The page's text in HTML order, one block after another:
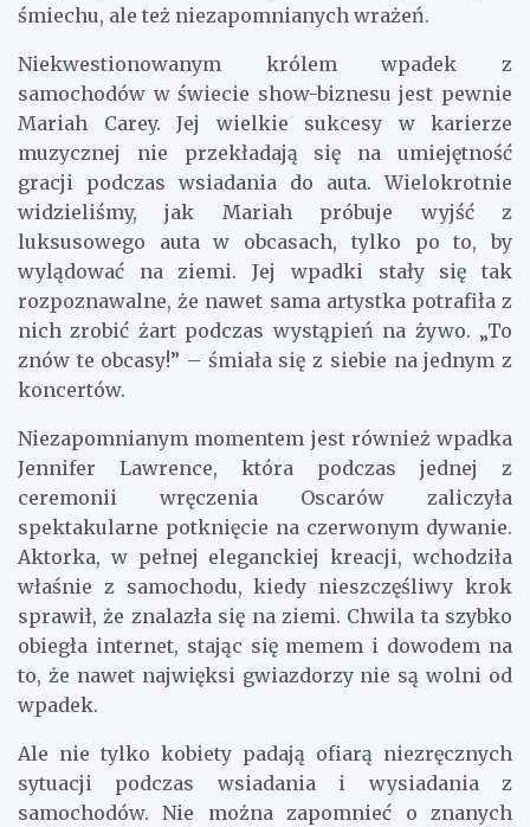
śmiechu, ale też niezapomnianych wrażeń.
Niekwestionowanym królem wpadek z
samochodów w świecie show-biznesu jest pewnie
Mariah Carey. Jej wielkie sukcesy w karierze
muzycznej nie przekładają się na umiejętność
gracji podczas wsiadania do auta. Wielokrotnie
widzieliśmy, jak Mariah próbuje wyjść z
luksusowego auta w obcasach, tylko po to, by
wylądować na ziemi. Jej wpadki stały się tak
rozpoznawalne, że nawet sama artystka potrafiła z
nich zrobić żart podczas wystąpień na żywo. „To
znów te obcasy!” – śmiała się z siebie na jednym z
koncertów.
Niezapomnianym momentem jest również wpadka
Jennifer Lawrence, która podczas jednej z
ceremonii wręczenia Oscarów zaliczyła
spektakularne potknięcie na czerwonym dywanie.
Aktorka, w pełnej eleganckiej kreacji, wchodziła
właśnie z samochodu, kiedy nieszczęśliwy krok
sprawił, że znalazła się na ziemi. Chwila ta szybko
obiegła internet, stając się memem i dowodem na
to, że nawet najwięksi gwiazdorzy nie są wolni od
wpadek.
Ale nie tylko kobiety padają ofiarą niezręcznych
sytuacji podczas wsiadania i wysiadania z
samochodów. Nie można zapomnieć o znanych